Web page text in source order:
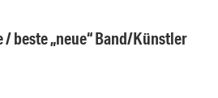
beste „neue“ Band/Künstler